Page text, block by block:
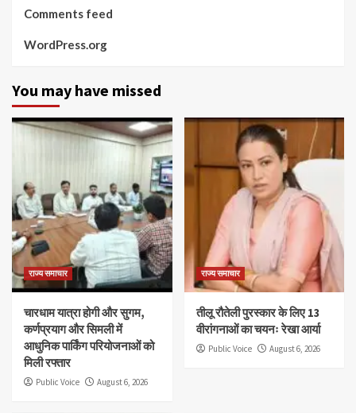
Comments feed
WordPress.org
You may have missed
राज्य समाचार
चारधाम यात्रा होगी और सुगम,
कर्णप्रयाग और सिमली में
आधुनिक पार्किंग परियोजनाओं को
मिली रफ्तार
Public Voice August 6, 2026
राज्य समाचार
तीलू रौतेली पुरस्कार के लिए 13
वीरांगनाओं का चयनः रेखा आर्या
Public Voice August 6, 2026